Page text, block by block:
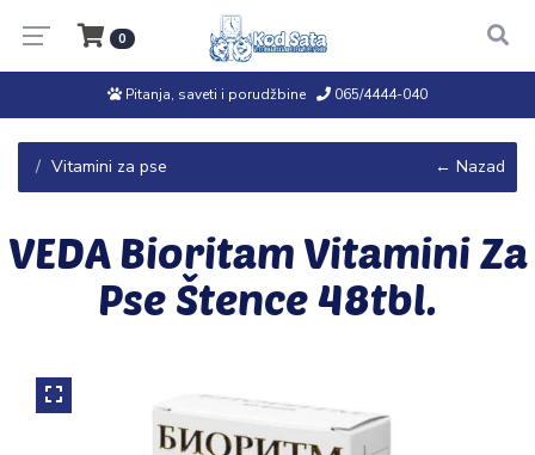
0
Pitanja, saveti i porudžbine 065/4444-040
Vitamini za pse ← Nazad
VEDA Bioritam Vitamini Za
Pse Štence 48tbl.